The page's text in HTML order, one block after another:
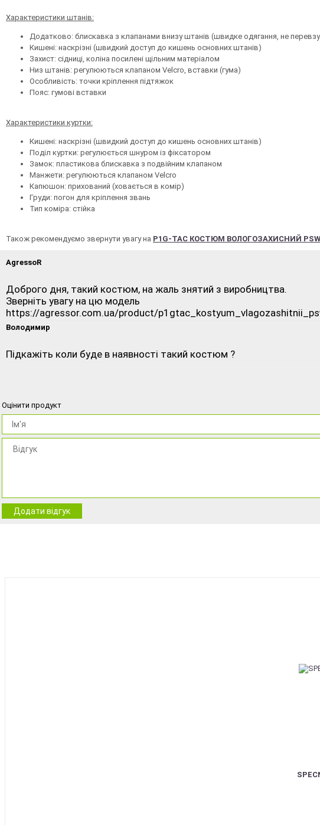
Характеристики штанів:
Додатково: блискавка з клапанами внизу штанів (швидке одягання, не
Кишені: наскрізні (швидкий доступ до кишень основних штанів)
Захист: сідниці, коліна посилені щільним матеріалом
Низ штанів: регулюються клапаном Velcro, вставки (гума)
Особливість: точки кріплення підтяжок
Пояс: гумові вставки
Характеристики куртки:
Кишені: наскрізні (швидкий доступ до кишень основних штанів)
Поділ куртки: регулюється шнуром із фіксатором
Замок: пластикова блискавка з подвійним клапаном
Манжети: регулюються клапаном Velcro
Капюшон: прихований (ховається в комір)
Груди: погон для кріплення звань
Тип коміра: стійка
Також рекомендуємо звернути увагу на P1G-TAC КОСТЮМ ВОЛОГОЗАХИСНИЙ
AgressoR
Доброго дня, такий костюм, на жаль знятий з виробництва.
Зверніть увагу на цю модель
https://agressor.com.ua/product/
Володимир
Підкажіть коли буде в наявності такий костюм ?
Оцінити продукт
Додати відгук